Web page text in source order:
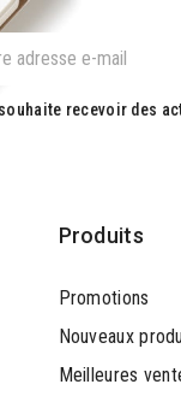
recevoir des
Produits
Promotions
Nouveaux
Meilleures